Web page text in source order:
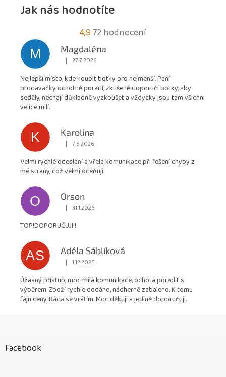
Jak nás hodnotíte
4,9Průměrné
hodnocení
obchodu
4,9
z
72 hodnocení
M
Magdaléna
Hodnocení obchodu je 5 z 5 hvězdiček.
| 27.7.2026
Nejlepší místo, kde koupit botky pro nejmenší. Paní
prodavačky ochotně poradí, zkušeně doporučí botky, aby
seděly, nechají důkladně vyzkoušet a vždycky jsou tam všichni
velice milí.
K
Karolina
Hodnocení obchodu je 5 z 5 hvězdiček.
| 7.5.2026
Velmi rychlé odeslání a vřelá komunikace při řešení chyby z
mé strany, což velmi oceňuji.
O
Orson
Hodnocení obchodu je 5 z 5 hvězdiček.
| 31.1.2026
TOP!DOPORUČUJI!!
AS
Adéla Sáblíková
Hodnocení obchodu je 5 z 5 hvězdiček.
| 1.12.2025
Úžasný přístup, moc milá komunikace, ochota poradit s
výběrem. Zboží rychle dodáno, nádherně zabaleno. K tomu
fajn ceny. Ráda se vrátím. Moc děkuji a jedině doporučuji.
Facebook